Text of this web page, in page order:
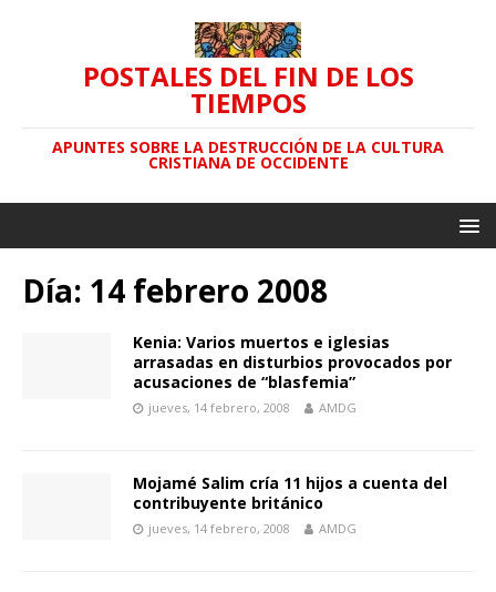
POSTALES DEL FIN DE LOS
TIEMPOS
APUNTES SOBRE LA DESTRUCCIÓN DE LA CULTURA
CRISTIANA DE OCCIDENTE
Día: 14 febrero 2008
Kenia: Varios muertos e iglesias
arrasadas en disturbios provocados por
acusaciones de “blasfemia”
jueves, 14 febrero, 2008 AMDG
Mojamé Salim cría 11 hijos a cuenta del
contribuyente británico
jueves, 14 febrero, 2008 AMDG